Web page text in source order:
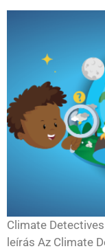
Climate
leírás Az Climate